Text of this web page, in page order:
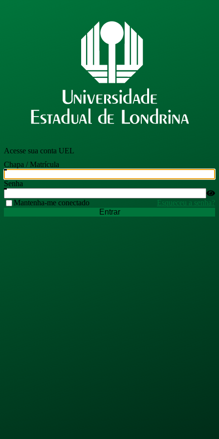
Acesse sua conta UEL
Chapa / Matrícula
Senha
Mantenha-me conectado
Esqueceu a senha?
Entrar